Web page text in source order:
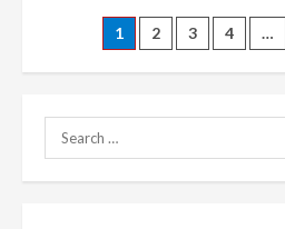
Targetkan
Batu
Ampar
Jadi
Listrik
Awal
Posts
pagination
1 2 3 4 …
Search
for: